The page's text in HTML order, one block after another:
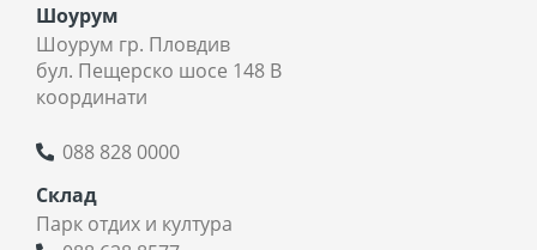
Шоурум
Шоурум гр. Пловдив
бул. Пещерско шосе 148 В
координати
088 828 0000
Склад
Парк отдих и култура